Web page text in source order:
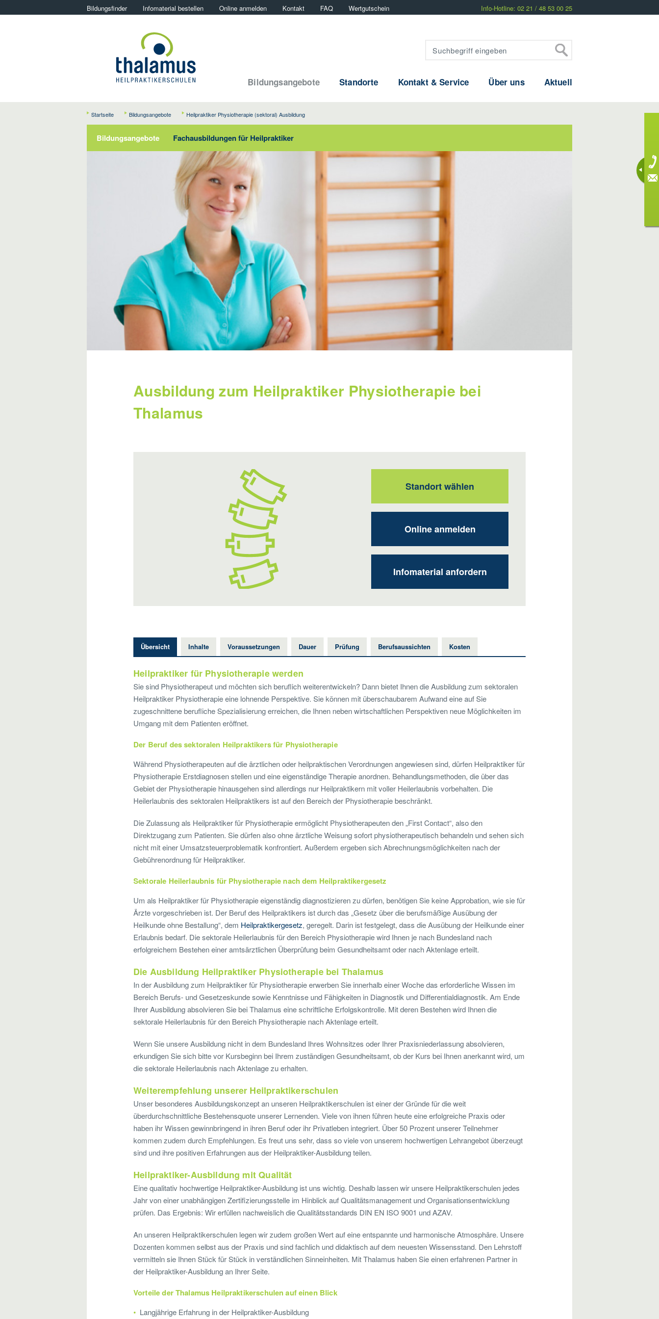
Bildungsfinder Infomaterial bestellen Online anmelden Kontakt FAQ Wertgutschein Info-Hotline: 02 21 / 48 53 00 25
Bildungsangebote Standorte Kontakt & Service Über uns Aktuell
Startseite Bildungsangebote Heilpraktiker Physiotherapie (sektoral) Ausbildung
Bildungsangebote Fachausbildungen für Heilpraktiker
Ausbildung zum Heilpraktiker Physiotherapie bei
Thalamus
Standort wählen
Online anmelden
Infomaterial anfordern
Übersicht Inhalte Voraussetzungen Dauer Prüfung Berufsaussichten Kosten
Heilpraktiker für Physiotherapie werden
Sie sind Physiotherapeut und möchten sich beruflich weiterentwickeln? Dann bietet Ihnen die Ausbildung zum sektoralen
Heilpraktiker Physiotherapie eine lohnende Perspektive. Sie können mit überschaubarem Aufwand eine auf Sie
zugeschnittene berufliche Spezialisierung erreichen, die Ihnen neben wirtschaftlichen Perspektiven neue Möglichkeiten im
Umgang mit dem Patienten eröffnet.
Der Beruf des sektoralen Heilpraktikers für Physiotherapie
Während Physiotherapeuten auf die ärztlichen oder heilpraktischen Verordnungen angewiesen sind, dürfen Heilpraktiker für
Physiotherapie Erstdiagnosen stellen und eine eigenständige Therapie anordnen. Behandlungsmethoden, die über das
Gebiet der Physiotherapie hinausgehen sind allerdings nur Heilpraktikern mit voller Heilerlaubnis vorbehalten. Die
Heilerlaubnis des sektoralen Heilpraktikers ist auf den Bereich der Physiotherapie beschränkt.
Die Zulassung als Heilpraktiker für Physiotherapie ermöglicht Physiotherapeuten den „First Contact“, also den
Direktzugang zum Patienten. Sie dürfen also ohne ärztliche Weisung sofort physiotherapeutisch behandeln und sehen sich
nicht mit einer Umsatzsteuerproblematik konfrontiert. Außerdem ergeben sich Abrechnungsmöglichkeiten nach der
Gebührenordnung für Heilpraktiker.
Sektorale Heilerlaubnis für Physiotherapie nach dem Heilpraktikergesetz
Um als Heilpraktiker für Physiotherapie eigenständig diagnostizieren zu dürfen, benötigen Sie keine Approbation, wie sie für
Ärzte vorgeschrieben ist. Der Beruf des Heilpraktikers ist durch das „Gesetz über die berufsmäßige Ausübung der
Heilkunde ohne Bestallung“, dem Heilpraktikergesetz, geregelt. Darin ist festgelegt, dass die Ausübung der Heilkunde einer
Erlaubnis bedarf. Die sektorale Heilerlaubnis für den Bereich Physiotherapie wird Ihnen je nach Bundesland nach
erfolgreichem Bestehen einer amtsärztlichen Überprüfung beim Gesundheitsamt oder nach Aktenlage erteilt.
Die Ausbildung Heilpraktiker Physiotherapie bei Thalamus
In der Ausbildung zum Heilpraktiker für Physiotherapie erwerben Sie innerhalb einer Woche das erforderliche Wissen im
Bereich Berufs- und Gesetzeskunde sowie Kenntnisse und Fähigkeiten in Diagnostik und Differentialdiagnostik. Am Ende
Ihrer Ausbildung absolvieren Sie bei Thalamus eine schriftliche Erfolgskontrolle. Mit deren Bestehen wird Ihnen die
sektorale Heilerlaubnis für den Bereich Physiotherapie nach Aktenlage erteilt.
Wenn Sie unsere Ausbildung nicht in dem Bundesland Ihres Wohnsitzes oder Ihrer Praxisniederlassung absolvieren,
erkundigen Sie sich bitte vor Kursbeginn bei Ihrem zuständigen Gesundheitsamt, ob der Kurs bei Ihnen anerkannt wird, um
die sektorale Heilerlaubnis nach Aktenlage zu erhalten.
Weiterempfehlung unserer Heilpraktikerschulen
Unser besonderes Ausbildungskonzept an unseren Heilpraktikerschulen ist einer der Gründe für die weit
überdurchschnittliche Bestehensquote unserer Lernenden. Viele von ihnen führen heute eine erfolgreiche Praxis oder
haben ihr Wissen gewinnbringend in ihren Beruf oder ihr Privatleben integriert. Über 50 Prozent unserer Teilnehmer
kommen zudem durch Empfehlungen. Es freut uns sehr, dass so viele von unserem hochwertigen Lehrangebot überzeugt
sind und ihre positiven Erfahrungen aus der Heilpraktiker-Ausbildung teilen.
Heilpraktiker-Ausbildung mit Qualität
Eine qualitativ hochwertige Heilpraktiker-Ausbildung ist uns wichtig. Deshalb lassen wir unsere Heilpraktikerschulen jedes
Jahr von einer unabhängigen Zertifizierungsstelle im Hinblick auf Qualitätsmanagement und Organisationsentwicklung
prüfen. Das Ergebnis: Wir erfüllen nachweislich die Qualitätsstandards DIN EN ISO 9001 und AZAV.
An unseren Heilpraktikerschulen legen wir zudem großen Wert auf eine entspannte und harmonische Atmosphäre. Unsere
Dozenten kommen selbst aus der Praxis und sind fachlich und didaktisch auf dem neuesten Wissensstand. Den Lehrstoff
vermitteln sie Ihnen Stück für Stück in verständlichen Sinneinheiten. Mit Thalamus haben Sie einen erfahrenen Partner in
der Heilpraktiker-Ausbildung an Ihrer Seite.
Vorteile der Thalamus Heilpraktikerschulen auf einen Blick
Langjährige Erfahrung in der Heilpraktiker-Ausbildung